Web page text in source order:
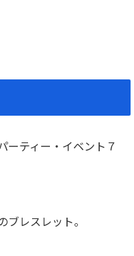
ーティー・イベント７
ブレスレット。